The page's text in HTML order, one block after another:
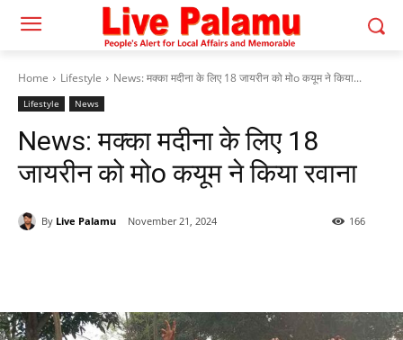
Home Lifestyle News: मक्का मदीना के लिए 18 जायरीन को मोo कयूम ने किया...
Lifestyle News
News: मक्का मदीना के लिए 18
जायरीन को मोo कयूम ने किया रवाना
By Live Palamu November 21, 2024 166